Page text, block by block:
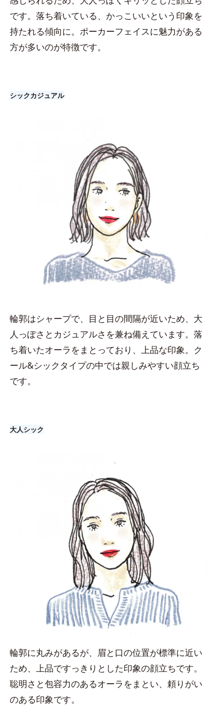
です。落ち着いている、かっこいいという印象を
持たれる傾向に。ポーカーフェイスに魅力がある
方が多いのが特徴です。
シックカジュアル
輪郭はシャープで、目と目の間隔が近いため、大
人っぽさとカジュアルさを兼ね備えています。落
ち着いたオーラをまとっており、上品な印象。ク
ール&シックタイプの中では親しみやすい顔立ち
です。
大人シック
輪郭に丸みがあるが、眉と口の位置が標準に近い
ため、上品ですっきりとした印象の顔立ちです。
聡明さと包容力のあるオーラをまとい、頼りがい
のある印象です。